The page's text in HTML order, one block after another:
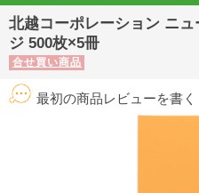
北越コーポレーション ニ
ジ 500枚×5冊
合せ買い商品
最初の商品レビューを書く